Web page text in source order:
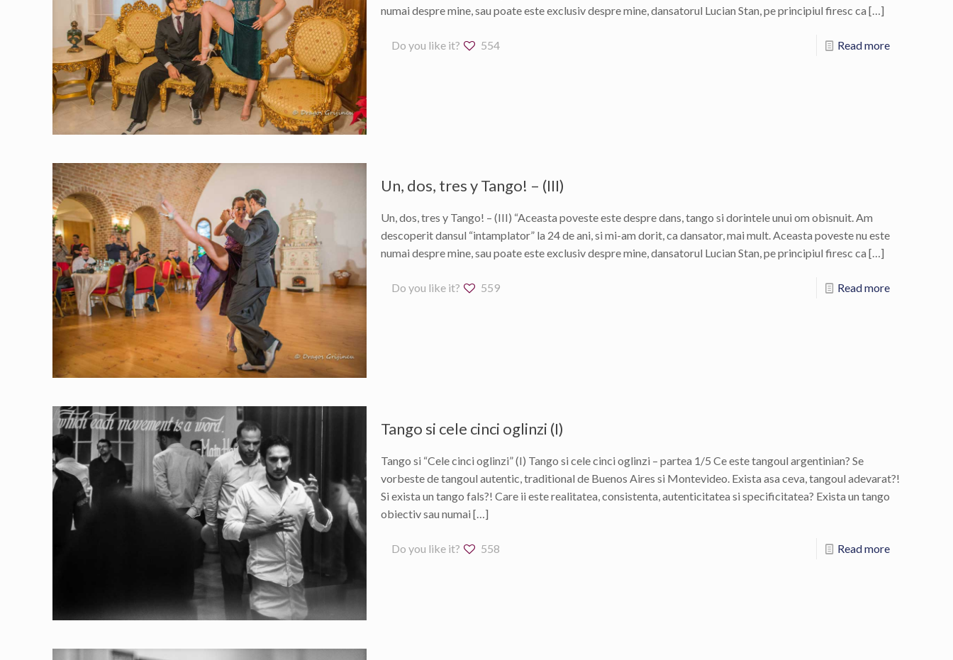
numai despre mine, sau poate este exclusiv despre mine, dansatorul Lucian Stan, pe principiul firesc ca […]
Do you like it? 554 Read more
Un, dos, tres y Tango! – (III)
Un, dos, tres y Tango! – (III) “Aceasta poveste este despre dans, tango si dorintele unui om obisnuit. Am
descoperit dansul “intamplator” la 24 de ani, si mi-am dorit, ca dansator, mai mult. Aceasta poveste nu este
numai despre mine, sau poate este exclusiv despre mine, dansatorul Lucian Stan, pe principiul firesc ca […]
Do you like it? 559 Read more
Tango si cele cinci oglinzi (I)
Tango si “Cele cinci oglinzi” (I) Tango si cele cinci oglinzi – partea 1/5 Ce este tangoul argentinian? Se
vorbeste de tangoul autentic, traditional de Buenos Aires si Montevideo. Exista asa ceva, tangoul adevarat?!
Si exista un tango fals?! Care ii este realitatea, consistenta, autenticitatea si specificitatea? Exista un tango
obiectiv sau numai […]
Do you like it? 558 Read more